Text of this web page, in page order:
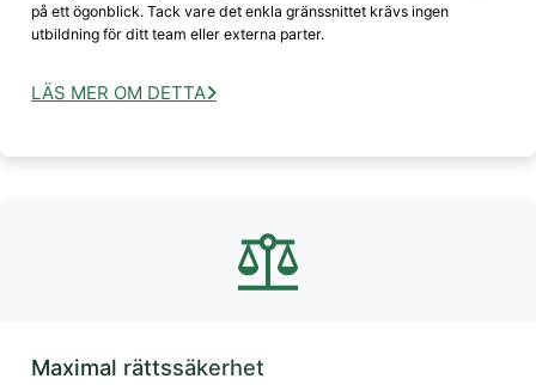
på ett ögonblick. Tack vare det enkla gränssnittet krävs ingen
utbildning för ditt team eller externa parter.
LÄS MER OM DETTA
Maximal rättssäkerhet